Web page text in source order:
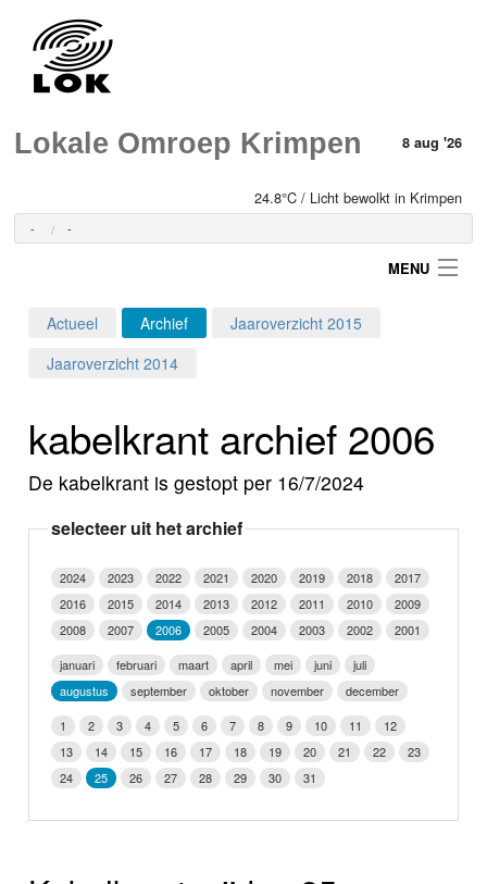
Lokale Omroep Krimpen 8 aug '26
24.8°C / Licht bewolkt in Krimpen
- -
MENU
Programma's
Video
Webcam
Info
Actueel Archief
Jaaroverzicht 2015
Jaaroverzicht 2014
kabelkrant archief 2006
De kabelkrant is gestopt per 16/7/2024
selecteer uit het archief
2024 2023 2022 2021 2020 2019 2018
2017
2016
2015 2014 2013 2012 2011 2010
2009
2008
2007 2006 2005 2004 2003 2002
2001
januari
februari maart april mei juni
juli
augustus
september oktober november
december
1
2 3 4 5 6 7 8 9 10 11
12
13
14 15 16 17 18 19 20 21 22
23
24
25 26 27 28 29 30 31